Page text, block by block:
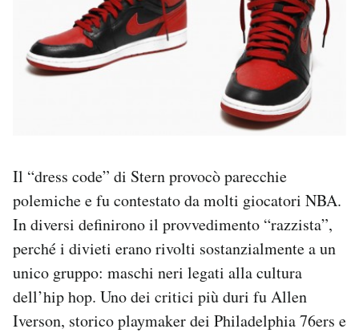
Il “dress code” di Stern provocò parecchie
polemiche e fu contestato da molti giocatori NBA.
In diversi definirono il provvedimento “razzista”,
perché i divieti erano rivolti sostanzialmente a un
unico gruppo: maschi neri legati alla cultura
dell’hip hop. Uno dei critici più duri fu Allen
Iverson, storico playmaker dei Philadelphia 76ers e